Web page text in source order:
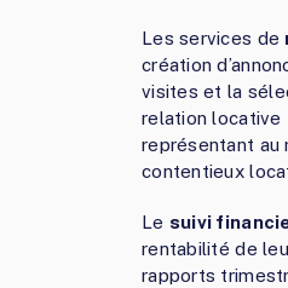
Les services de
création
visites et la
relation locative
représentant au
contentieux
Le suivi
rentabilité de
rapports